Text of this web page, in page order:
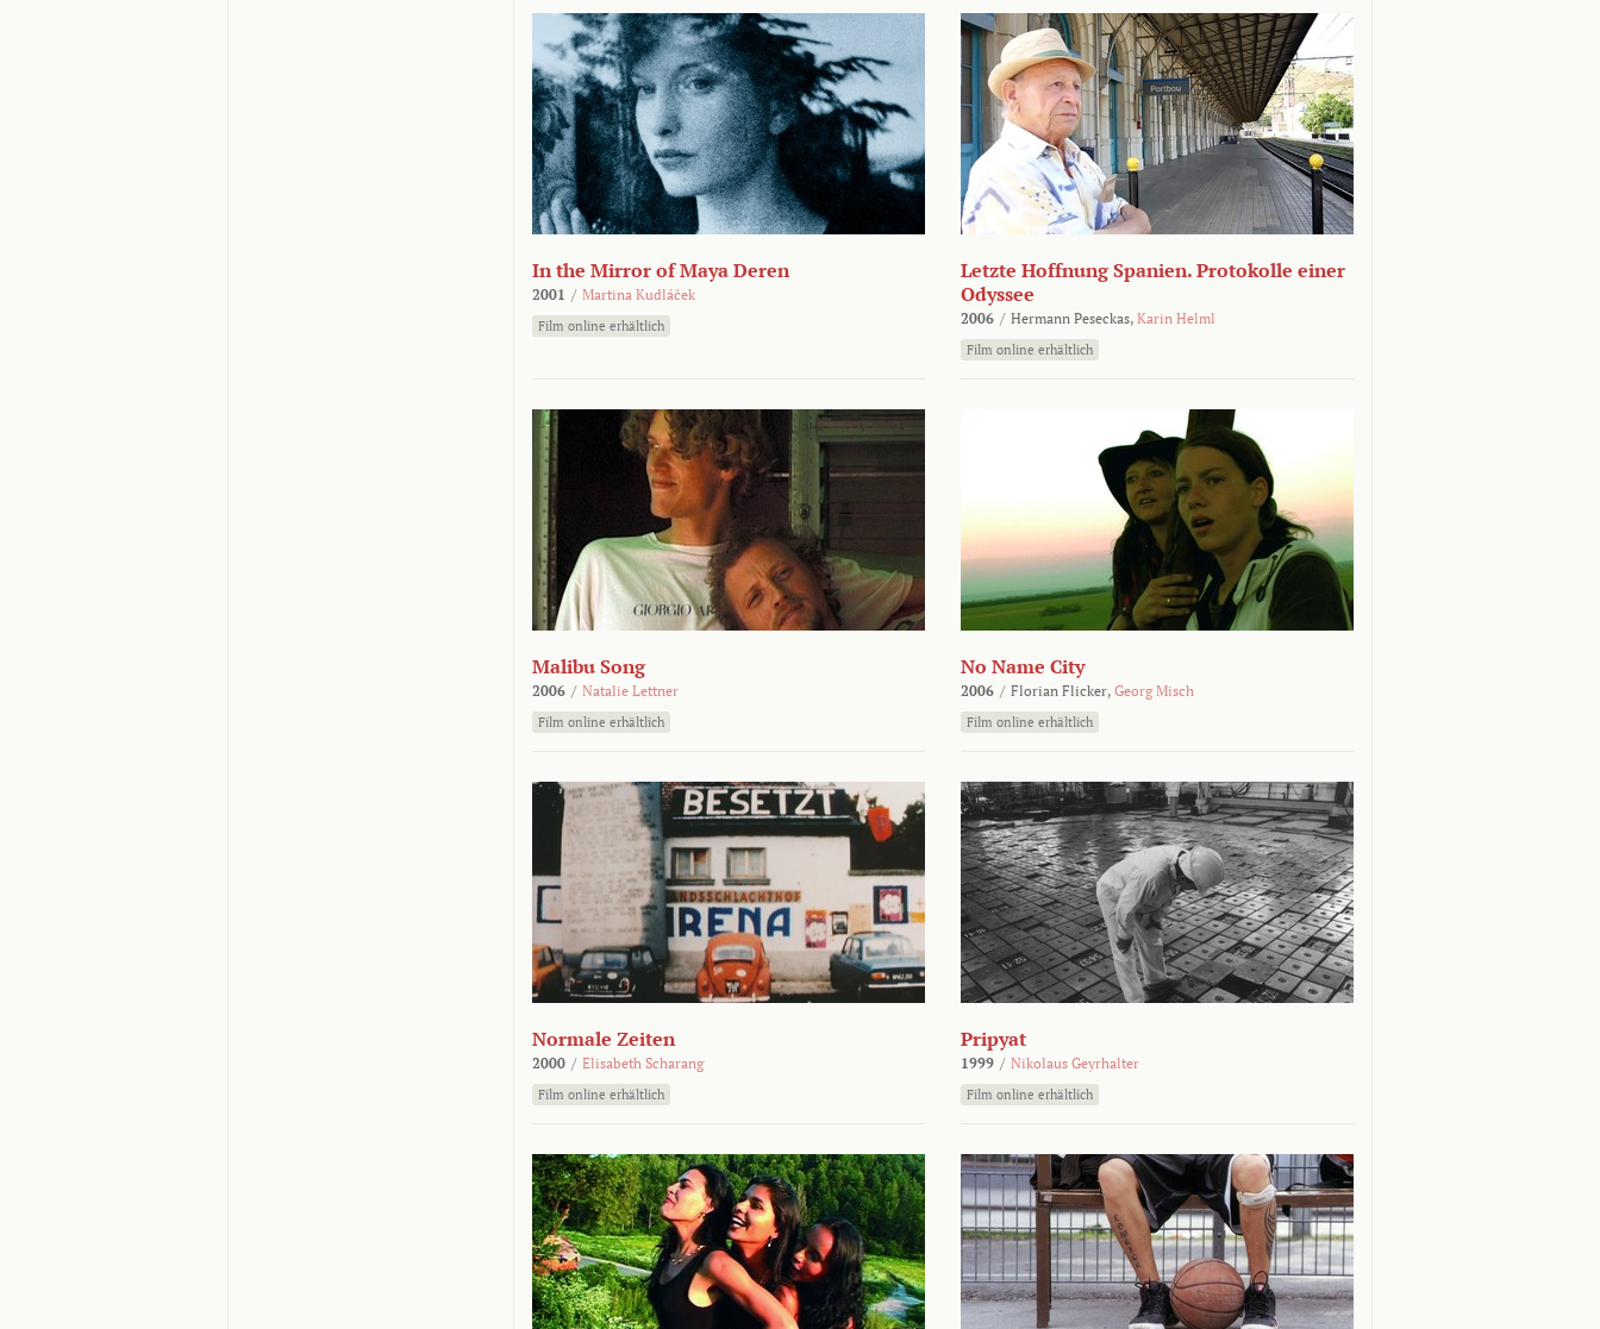
In the Mirror of Maya Deren
2001 / Martina Kudláček
Film online erhältlich
Letzte Hoffnung Spanien. Protokolle einer
Odyssee
2006 / Hermann Peseckas, Karin Helml
Film online erhältlich
Malibu Song
2006 / Natalie Lettner
Film online erhältlich
No Name City
2006 / Florian Flicker, Georg Misch
Film online erhältlich
Normale Zeiten
2000 / Elisabeth Scharang
Film online erhältlich
Pripyat
1999 / Nikolaus Geyrhalter
Film online erhältlich